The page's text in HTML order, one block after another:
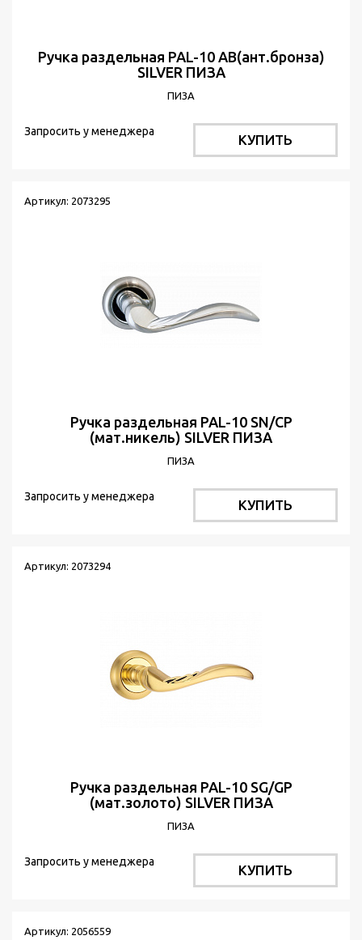
Ручка раздельная PAL-10 АВ(ант.бронза)
SILVER ПИЗА
ПИЗА
Запросить у менеджера
КУПИТЬ
Артикул: 2073295
Ручка раздельная PAL-10 SN/CP
(мат.никель) SILVER ПИЗА
ПИЗА
Запросить у менеджера
КУПИТЬ
Артикул: 2073294
Ручка раздельная PAL-10 SG/GP
(мат.золото) SILVER ПИЗА
ПИЗА
Запросить у менеджера
КУПИТЬ
Артикул: 2056559